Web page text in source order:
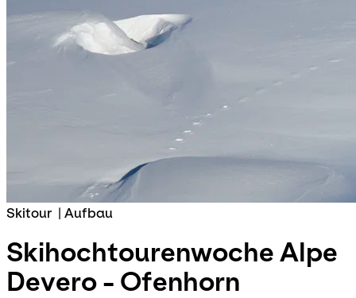
Skitour | Aufbau
Skihochtourenwoche Alpe
Devero - Ofenhorn